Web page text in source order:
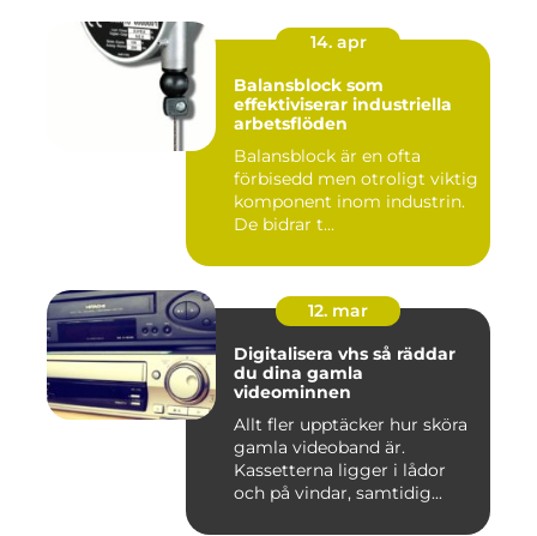
14. apr
Balansblock som
effektiviserar industriella
arbetsflöden
Balansblock är en ofta
förbisedd men otroligt viktig
komponent inom industrin.
De bidrar t...
12. mar
Digitalisera vhs så räddar
du dina gamla
videominnen
Allt fler upptäcker hur sköra
gamla videoband är.
Kassetterna ligger i lådor
och på vindar, samtidig...